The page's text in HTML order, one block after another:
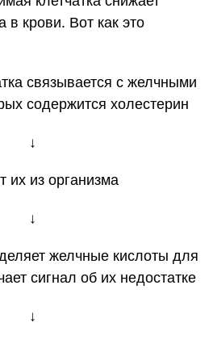
в крови. Вот как это
связывается с желчными
содержится холестерин
↓
их из организма
↓
желчные кислоты для
сигнал об их недостатке
↓